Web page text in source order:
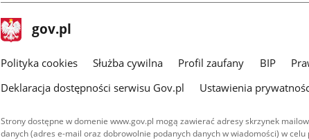
stopka
gov.pl Strona
gov.pl
gov.pl
Polityka cookies Służba cywilna Profil zaufany BIP
Deklaracja dostępności serwisu Gov.pl
Ustawienia
Strony dostępne w domenie www.gov.pl mogą zawierać adresy skrzynek
danych (adres e-mail oraz dobrowolnie podanych danych w wiadomości) w